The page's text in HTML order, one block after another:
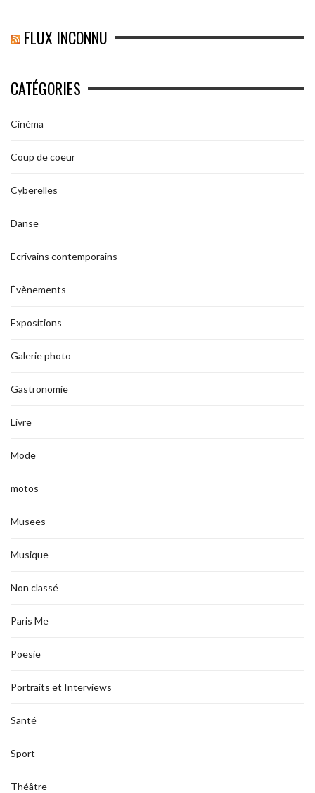
FLUX INCONNU
CATÉGORIES
Cinéma
Coup de coeur
Cyberelles
Danse
Ecrivains contemporains
Évènements
Expositions
Galerie photo
Gastronomie
Livre
Mode
motos
Musees
Musique
Non classé
Paris Me
Poesie
Portraits et Interviews
Santé
Sport
Théâtre